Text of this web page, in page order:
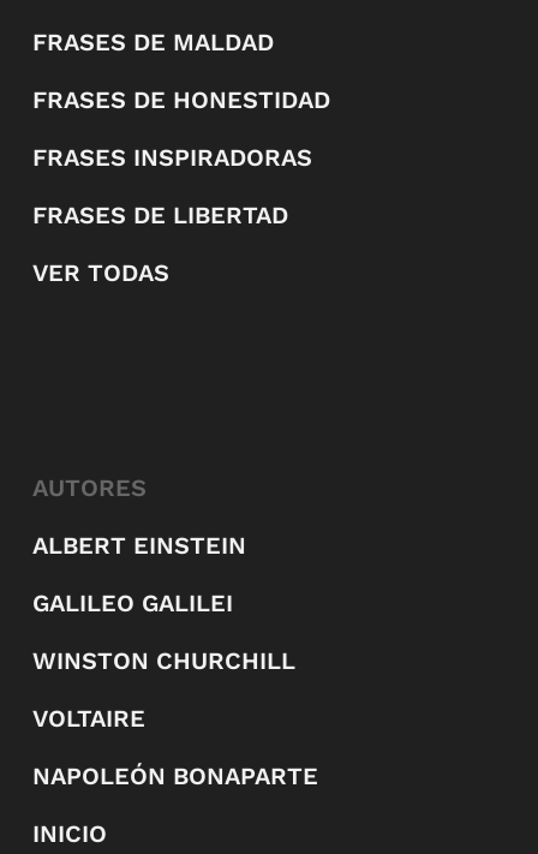
FRASES DE MALDAD
FRASES DE HONESTIDAD
FRASES INSPIRADORAS
FRASES DE LIBERTAD
VER TODAS
AUTORES
ALBERT EINSTEIN
GALILEO GALILEI
WINSTON CHURCHILL
VOLTAIRE
NAPOLEÓN BONAPARTE
INICIO